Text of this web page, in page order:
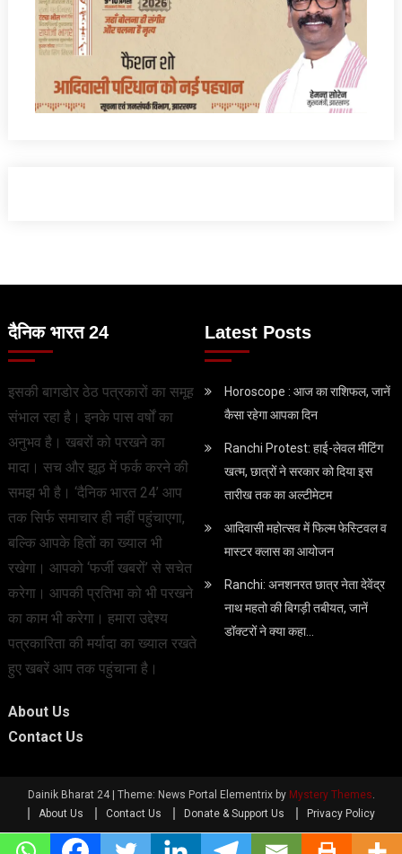
दैनिक भारत 24
इसकी बागडोर ठेठ पत्रकारों का समूह
संभाल रहा है। इनके पास वर्षों का
अनुभव है। खबरों को परखने का
मादा। सच और झूठ में फर्क करने की
समझ भी है। ‘दैनिक भारत 24’ आप
तक सिर्फ समाचार ही नहीं पहुंचाएगा,
बल्कि आपके हितों का ख्याल भी
रखेगा। आपको ‘फर्जी खबरों’ से सचेत
करेगा। आपकी प्रतिभा को भी परखने
का काम भी करेगा। हमारा उद्देश्य
पत्रकारिता की मर्यादा का ख्याल रखते
हुए खबरें आप तक पहुंचाना है।
About Us
Contact Us
Latest Posts
Horoscope : आज का राशिफल, जानें
कैसा रहेगा आपका दिन
Ranchi Protest: हाई-लेवल मीटिंग
खत्म, छात्रों ने सरकार को दिया इस
तारीख तक का अल्टीमेटम
आदिवासी महोत्सव में फिल्म फेस्टिवल व
मास्टर क्लास का आयोजन
Ranchi: अनशनरत छात्र नेता देवेंद्र
नाथ महतो की बिगड़ी तबीयत, जानें
डॉक्टरों ने क्या कहा…
Dainik Bharat 24 | Theme: News Portal Elementrix by Mystery Themes
About Us
Contact Us Donate & Support Us Privacy Policy